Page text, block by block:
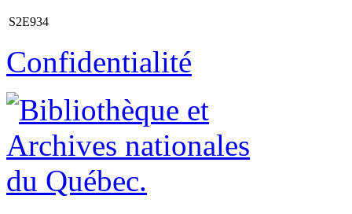
S2E934
Confidentialité